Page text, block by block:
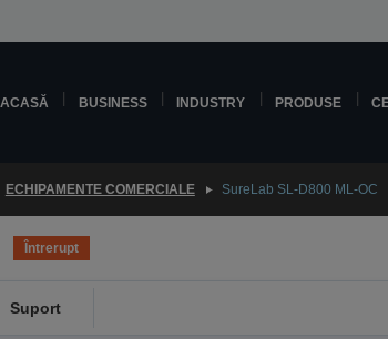
ACASĂ BUSINESS INDUSTRY PRODUSE
ECHIPAMENTE COMERCIALE SureLab SL-D800 ML-OC
Întrerupt
Suport